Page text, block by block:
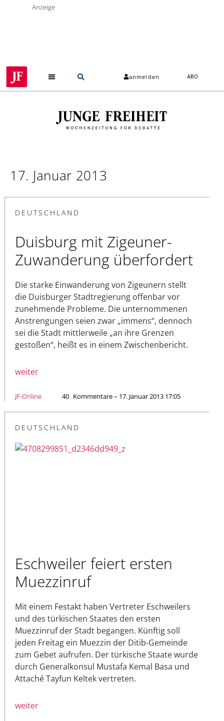
Anzeige
anmelden ABO
17. Januar 2013
DEUTSCHLAND
Duisburg mit Zigeuner-
Zuwanderung überfordert
Die starke Einwanderung von Zigeunern stellt
die Duisburger Stadtregierung offenbar vor
zunehmende Probleme. Die unternommenen
Anstrengungen seien zwar „immens“, dennoch
sei die Stadt mittlerweile „an ihre Grenzen
gestoßen“, heißt es in einem Zwischenbericht.
weiter
JF-Online 40 Kommentare – 17. Januar 2013 17:05
DEUTSCHLAND
Eschweiler feiert ersten
Muezzinruf
Mit einem Festakt haben Vertreter Eschweilers
und des türkischen Staates den ersten
Muezzinruf der Stadt begangen. Künftig soll
jeden Freitag ein Muezzin der Ditib-Gemeinde
zum Gebet aufrufen. Der türkische Staate wurde
durch Generalkonsul Mustafa Kemal Basa und
Attaché Tayfun Keltek vertreten.
weiter